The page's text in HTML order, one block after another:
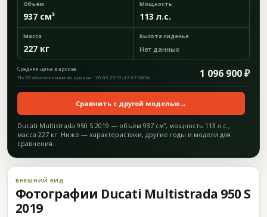
Объём
937 см³
Мощность
113 л.с.
Масса
227 кг
Высота сиденья
Нет данных
Средняя цена в архиве 1 096 900 ₽
По 20 объявлениям из архива · 20.03.2017–17.07.2026
Сравнить с другой моделью →
Ducati Multistrada 950 S 2019 — объём 937 см³, мощность 113 л.с.,
масса 227 кг. Ниже — характеристики, другие годы и модели для
сравнения.
ВНЕШНИЙ ВИД
Фотографии Ducati Multistrada 950 S
2019